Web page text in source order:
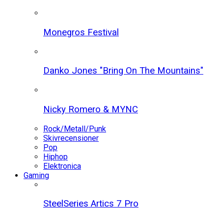
Monegros Festival
Danko Jones "Bring On The Mountains"
Nicky Romero & MYNC
Rock/Metall/Punk
Skivrecensioner
Pop
Hiphop
Elektronica
Gaming
SteelSeries Artics 7 Pro